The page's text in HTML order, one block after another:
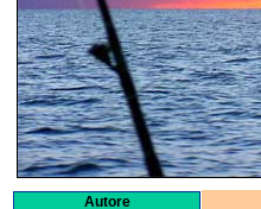
Autore